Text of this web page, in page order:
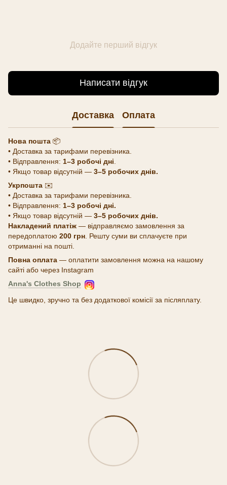
Додайте перший відгук
Написати відгук
Доставка Оплата
Нова пошта 📦
• Доставка за тарифами перевізника.
• Відправлення: 1–3 робочі дні
• Якщо товар відсутній — 3–5 робочих днів.
Укрпошта ✉️
• Доставка за тарифами перевізника.
• Відправлення: 1–3 робочі дні.
• Якщо товар відсутній — 3–5 робочих днів.
Накладений платіж — відправляємо замовлення за
передоплатою 200 грн . Решту суми ви сплачуєте при
отриманні на пошті.
Повна оплата — оплатити замовлення можна на нашому
сайті або через Instagram
Anna's Clothes Shop
Це швидко, зручно та без додаткової комісії за післяплату.